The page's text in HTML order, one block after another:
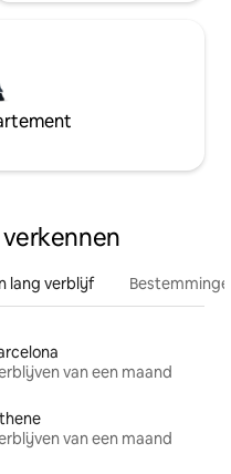
lang verblijf
van een maand
van een maand